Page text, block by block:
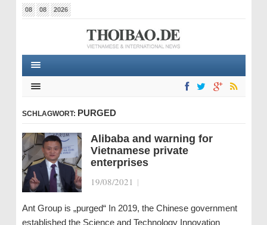
08 08 2026
SCHLAGWORT: PURGED
Alibaba and warning for
Vietnamese private
enterprises
19/08/2021 |
Ant Group is „purged“ In 2019, the Chinese government
established the Science and Technology Innovation